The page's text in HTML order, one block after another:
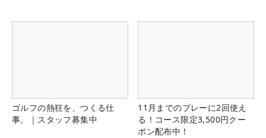
ゴルフの熱狂を、つくる仕
事。｜スタッフ募集中
11月までのプレーに2回使え
る！コース限定3,500円クー
ポン配布中！